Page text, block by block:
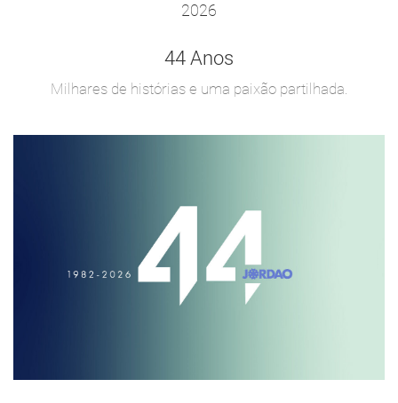
2026
44 Anos
Milhares de histórias e uma paixão partilhada.